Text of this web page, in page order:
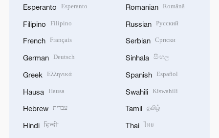
Esperanto Esperanto
Filipino Filipino
French Français
German Deutsch
Greek Ελληνικά
Hausa Hausa
Hebrew עברית
Hindi हिन्दी
Romanian Română
Russian Русский
Serbian Српски
Sinhala සිංහල
Spanish Español
Swahili Kiswahili
Tamil தமிழ்
Thai ไทย